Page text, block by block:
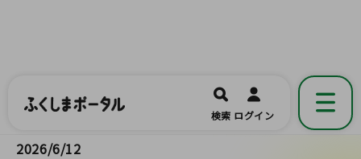
福島県公式の地域情報ポータルアプリ
開く
検索 ログイン
2026/6/12